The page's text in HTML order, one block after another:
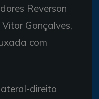
Reverson
Gonçalves,
com
direito